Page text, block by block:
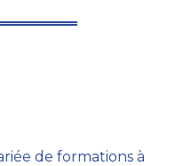
de formations à